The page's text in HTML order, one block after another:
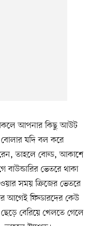
থাকলে আপনার কিছু আউট
যদি বল করে
তাহলে বোল্ড, আকাশে
ভেতরে থাকা
সময় ক্রিজের ভেতরে
আগেই ফিল্ডারদের কেউ
বেরিয়ে খেলতে গেলে